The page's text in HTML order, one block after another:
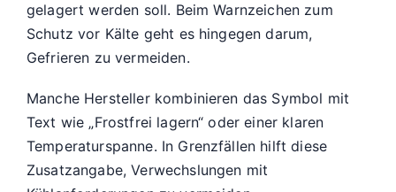
gelagert werden soll. Beim Warnzeichen zum
Schutz vor Kälte geht es hingegen darum,
Gefrieren zu vermeiden.
Manche Hersteller kombinieren das Symbol mit
Text wie „Frostfrei lagern“ oder einer klaren
Temperaturspanne. In Grenzfällen hilft diese
Zusatzangabe, Verwechslungen mit